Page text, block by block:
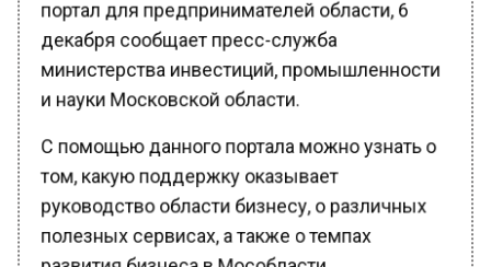
декабря сообщает пресс-служба
министерства инвестиций, промышленности
и науки Московской области.
том, какую поддержку оказывает
руководство области бизнесу, о различных
полезных сервисах, а также о темпах
развития бизнеса в Мособласти.